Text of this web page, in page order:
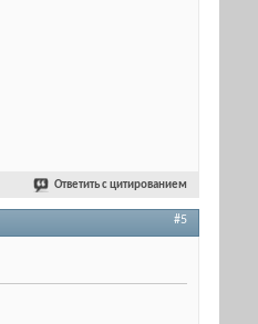
Ответить с цитированием
#5